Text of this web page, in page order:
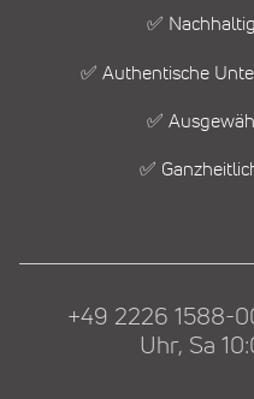
✅
✅ Authentische
✅
✅
+49 2226 1588-
Uhr, Sa